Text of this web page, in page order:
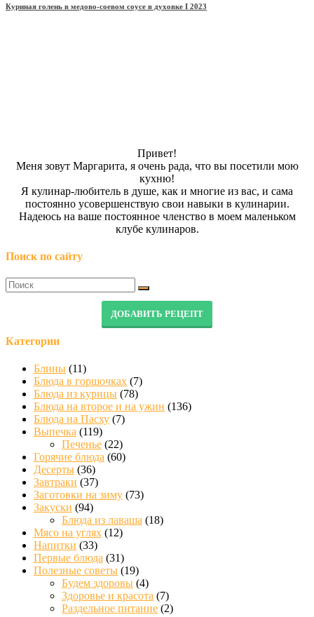
Куриная голень в медово-соевом соусе в духовке Ι 2023
Привет!
Меня зовут Маргарита, я очень рада, что вы посетили мою
кухню!
Я кулинар-любитель в душе, как и многие из вас, и сама
постоянно усовершенствую свои навыки в кулинарии.
Надеюсь на ваше постоянное членство в моем маленьком
клубе кулинаров.
Поиск по сайту
ДОБАВИТЬ РЕЦЕПТ
Категории
Блины (11)
Блюда в горшочках (7)
Блюда из курицы (78)
Блюда на второе и на ужин (136)
Блюда на Пасху (7)
Выпечка (119)
Печенье (22)
Горячие блюда (60)
Десерты (36)
Завтраки (37)
Заготовки на зиму (73)
Закуски (94)
Блюда из лаваша (18)
Мясо на углях (12)
Напитки (33)
Первые блюда (31)
Полезные советы (19)
Будем здоровы (4)
Здоровье и красота (7)
Раздельное питание (2)